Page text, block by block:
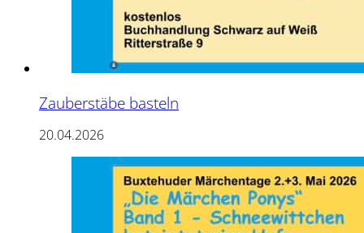
Zauberstäbe basteln
20.04.2026